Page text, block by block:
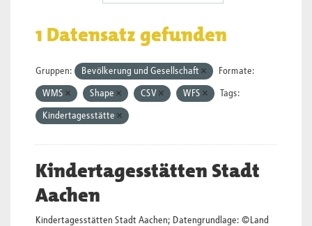
1 Datensatz gefunden
Gruppen: Bevölkerung und Gesellschaft Formate:
WMS Shape CSV WFS Tags:
Kindertagesstätte
Kindertagesstätten Stadt
Aachen
Kindertagesstätten Stadt Aachen; Datengrundlage: ©Land